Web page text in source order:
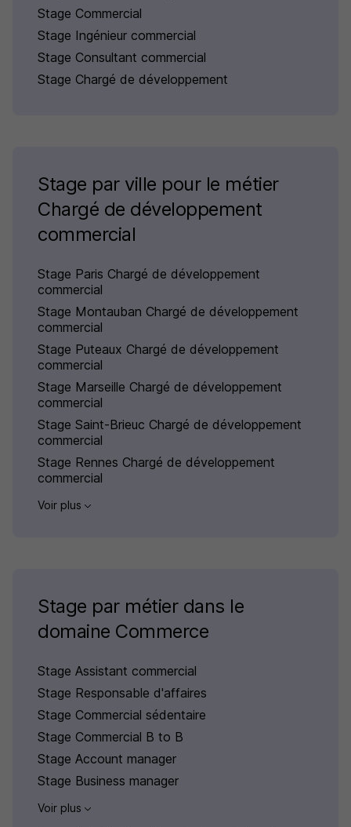
Stage Commercial
Stage Ingénieur commercial
Stage Consultant commercial
Stage Chargé de développement
Stage par ville pour le métier
Chargé de développement
commercial
Stage Paris Chargé de développement
commercial
Stage Montauban Chargé de développement
commercial
Stage Puteaux Chargé de développement
commercial
Stage Marseille Chargé de développement
commercial
Stage Saint-Brieuc Chargé de développement
commercial
Stage Rennes Chargé de développement
commercial
Voir plus
Stage par métier dans le
domaine Commerce
Stage Assistant commercial
Stage Responsable d'affaires
Stage Commercial sédentaire
Stage Commercial B to B
Stage Account manager
Stage Business manager
Voir plus